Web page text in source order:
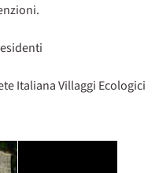
Italiana Villaggi Ecologici